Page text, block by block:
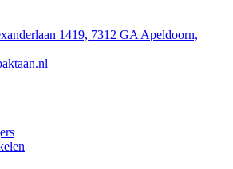
1419, 7312 GA Apeldoorn,